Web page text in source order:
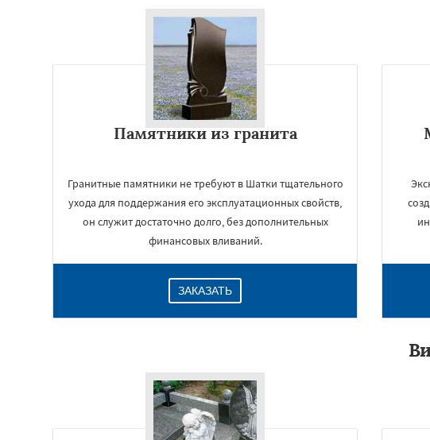
Памятники из гранита
Гранитные памятники не требуют в Шатки тщательного
ухода для поддержания его эксплуатационных свойств,
он служит достаточно долго, без дополнительных
финансовых вливаний.
ЗАКАЗАТЬ